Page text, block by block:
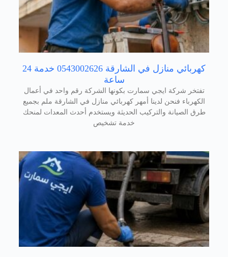
كهربائي منازل في الشارقة 0543002626 خدمة 24
ساعة
تفتخر شركة ايجي سمارت بكونها الشركة رقم واحد في أعمال
الكهرباء فنحن لدينا أمهر كهربائي منازل في الشارقة ملم بجميع
طرق الصيانة والتركيب الحديثة ويستخدم أحدث المعدات لمنحك
خدمة تشخيص